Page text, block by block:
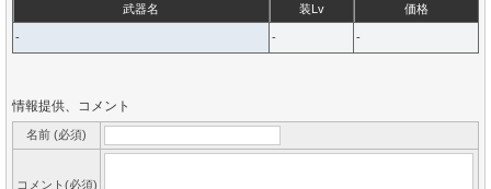
武器名 装Lv 価格
- - -
情報提供、コメント
名前 (必須)
コメント(必須)